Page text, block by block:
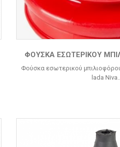
ΦΟΎΣΚΑ ΕΣΩΤΕΡΙΚΟΎ
Φούσκα εσωτερικού
lada